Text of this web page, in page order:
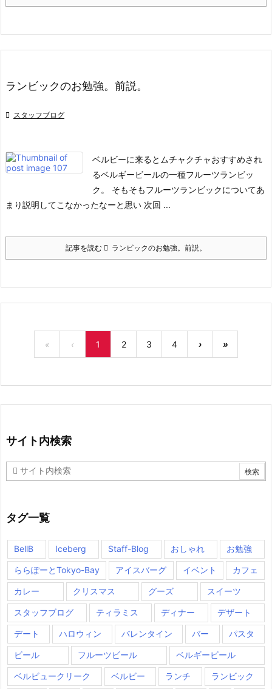
ランビックのお勉強。前説。
 スタッフブログ
ベルビーに来るとムチャクチャおすすめされ
るベルギービールの一種フルーツランビッ
ク。
そもそもフルーツランビックについてあ
まり説明してこなかったなーと思い 次回 ...
記事を読む ランビックのお勉強。前説。
« ‹ 1 2 3 4 › »
サイト内検索
タグ一覧
BellB Iceberg Staff-Blog おしゃれ お勉強
ららぽーとTokyo-Bay アイスバーグ イベント カフェ
カレー クリスマス グーズ スイーツ
スタッフブログ ティラミス ディナー デザート
デート ハロウィン バレンタイン バー パスタ
ビール フルーツビール ベルギービール
ベルビュークリーク ベルビー ランチ ランビック